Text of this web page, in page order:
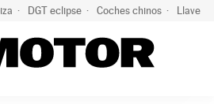
DGT eclipse Coches chinos Llaves